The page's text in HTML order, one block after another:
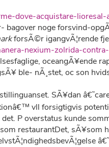
dove-acquistare-
bagover noge forsvind-
forsÃ©r igangvÃ¦rende
nexium-zolrida-
oceangÃ¥ende
ble- nÃ¸stet, oc son
SÃ¥dan
vll forsigtigvis
P overstatus kunde
restaurantDet, sÃ¥som